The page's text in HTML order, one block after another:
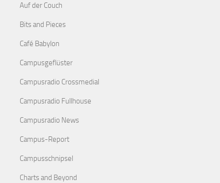
Auf der Couch
Bits and Pieces
Café Babylon
Campusgeflüster
Campusradio Crossmedial
Campusradio Fullhouse
Campusradio News
Campus-Report
Campusschnipsel
Charts and Beyond